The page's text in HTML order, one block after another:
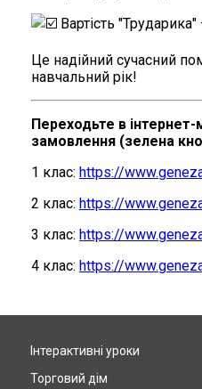
Вартість
Це надійний сучасний
навчальний рік!
Переходьте в інтернет-
замовлення (зелена
1 клас: https://
2 клас: https://
3 клас: https://
4 клас: https://
Footer
Інтерактивні уроки
Торговий дім